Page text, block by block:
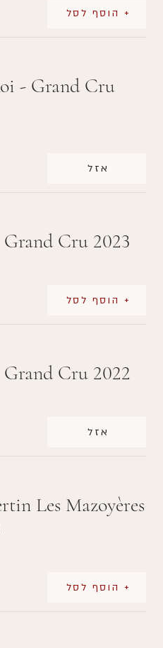
+ הוסף לסל
- Grand Cru
אזל
Cru 2023
+ הוסף לסל
Cru 2022
אזל
Les Mazoyères
+ הוסף לסל